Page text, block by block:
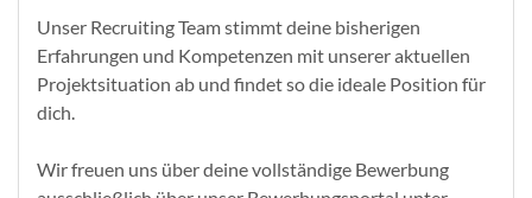
Unser Recruiting Team stimmt deine bisherigen
Erfahrungen und Kompetenzen mit unserer aktuellen
Projektsituation ab und findet so die ideale Position für
dich.​
Wir freuen uns über deine vollstän­dige Be­wer­bung